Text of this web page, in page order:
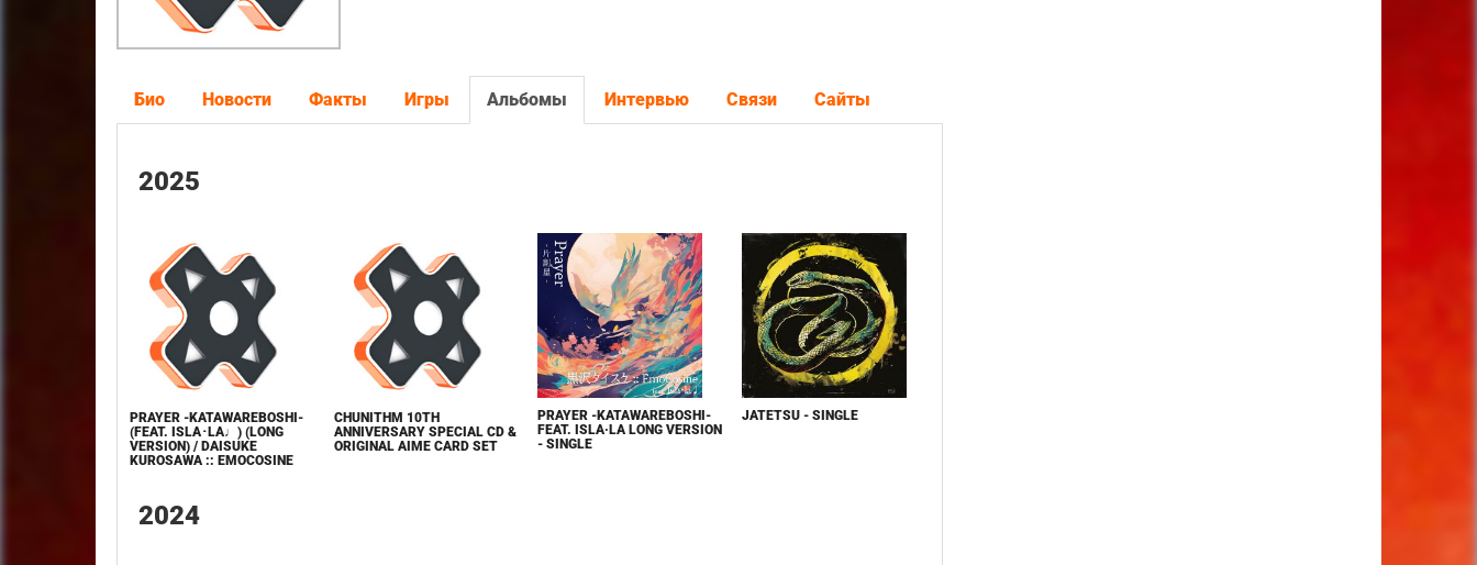
Био Новости Факты Игры Альбомы Интервью Связи Сайты
2025
PRAYER -KATAWAREBOSHI-
(FEAT. ISLA･LA♩) (LONG
VERSION) / DAISUKE
KUROSAWA :: EMOCOSINE
CHUNITHM 10TH
ANNIVERSARY SPECIAL CD &
ORIGINAL AIME CARD SET
PRAYER -KATAWAREBOSHI-
FEAT. ISLA·LA LONG VERSION
- SINGLE
JATETSU - SINGLE
2024